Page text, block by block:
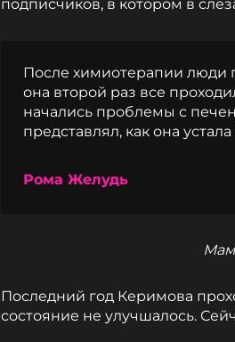
подписчиков, в котором в
После химиотерапии люди
она второй раз все
начались проблемы с
представлял, как она
Рома Желудь
Последний год Керимова
состояние не улучшалось.